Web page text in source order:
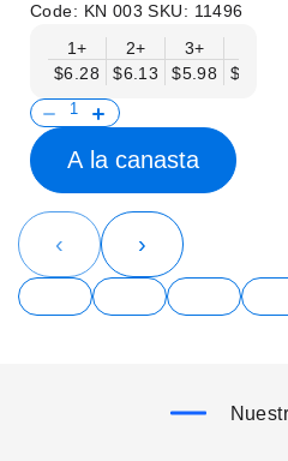
Code: KN 003SKU: 11496
1+
$6.28
2+
$6.13
3+
$5.98
$5.83
A la canasta
‹ ›